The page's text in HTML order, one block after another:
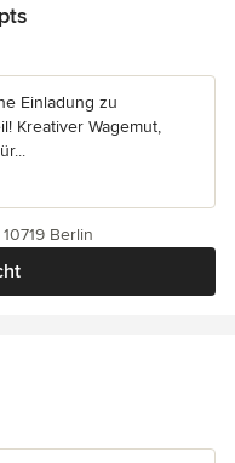
5 Sternen
Einladung zu
Kreativer Wagemut,
Berlin
5 Sternen